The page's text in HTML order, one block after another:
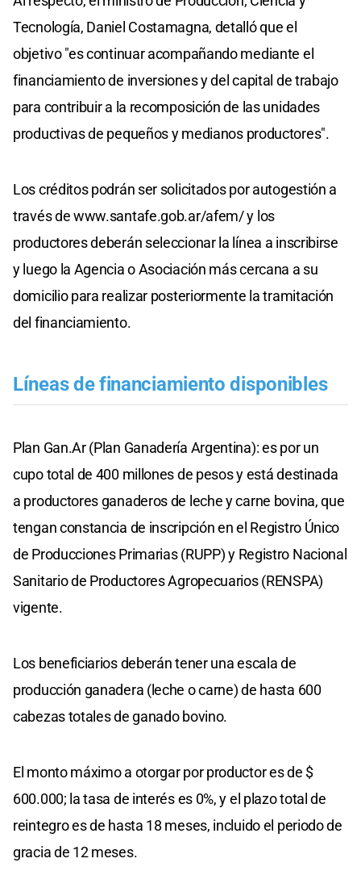
Tecnología, Daniel Costamagna, detalló que el
objetivo "es continuar acompañando mediante el
financiamiento de inversiones y del capital de trabajo
para contribuir a la recomposición de las unidades
productivas de pequeños y medianos productores".
Los créditos podrán ser solicitados por autogestión a
través de www.santafe.gob.ar/afem/ y los
productores deberán seleccionar la línea a inscribirse
y luego la Agencia o Asociación más cercana a su
domicilio para realizar posteriormente la tramitación
del financiamiento.
Líneas de financiamiento disponibles
Plan Gan.Ar (Plan Ganadería Argentina): es por un
cupo total de 400 millones de pesos y está destinada
a productores ganaderos de leche y carne bovina, que
tengan constancia de inscripción en el Registro Único
de Producciones Primarias (RUPP) y Registro Nacional
Sanitario de Productores Agropecuarios (RENSPA)
vigente.
Los beneficiarios deberán tener una escala de
producción ganadera (leche o carne) de hasta 600
cabezas totales de ganado bovino.
El monto máximo a otorgar por productor es de $
600.000; la tasa de interés es 0%, y el plazo total de
reintegro es de hasta 18 meses, incluido el periodo de
gracia de 12 meses.